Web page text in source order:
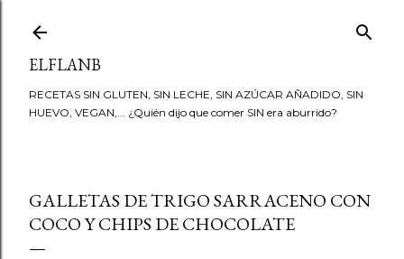
ELFLANB
RECETAS SIN GLUTEN, SIN LECHE, SIN AZÚCAR AÑADIDO, SIN
HUEVO, VEGAN,... ¿Quién dijo que comer SIN era aburrido?
GALLETAS DE TRIGO SARRACENO CON
COCO Y CHIPS DE CHOCOLATE